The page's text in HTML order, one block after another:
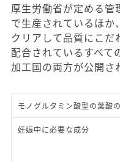
厚生労働省が定める管
で生産されているほか
クリアして品質にこだ
配合されているすべて
加工国の両方が公開さ
モノグルタミン酸型の葉酸
妊娠中に必要な成分